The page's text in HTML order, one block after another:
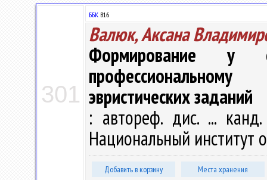
301
ББК В16
Валюк, Аксана
Формирование у
эвристических заданий
: автореф. дис. ...
Национальный институт
Добавить в корзину Места хранения